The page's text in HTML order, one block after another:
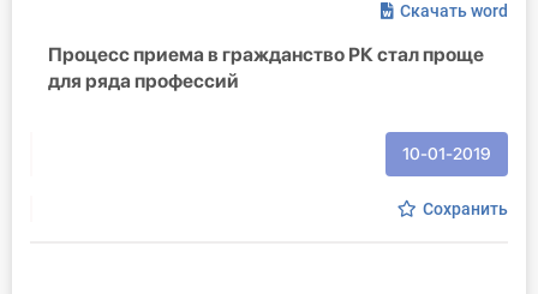
Консультации
Скачать word
Процесс приема в гражданство РК стал проще
для ряда профессий
10-01-2019
Сохранить